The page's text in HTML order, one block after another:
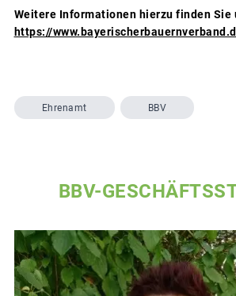
Weitere Informationen hierzu finden Sie
https://
Ehrenamt BBV
BBV-